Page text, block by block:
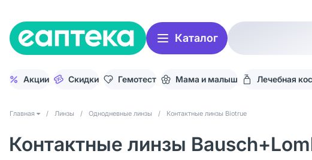
Каталог
Акции Скидки Гемотест Мама и малыш Лечебная
Главная / Линзы / Однодневные линзы / Контактные линзы Biotrue
Контактные линзы